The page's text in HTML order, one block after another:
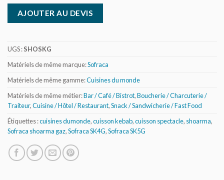
AJOUTER AU DEVIS
UGS :SHOSKG
Matériels de même marque:Sofraca
Matériels de même gamme:Cuisines du monde
Matériels de même métier:Bar / Café / Bistrot,Boucherie / Charcuterie /
Traiteur,Cuisine / Hôtel / Restaurant,Snack / Sandwicherie / Fast Food
Étiquettes :cuisines dumonde,cuisson kebab,cuisson spectacle, shoarma,
Sofraca shoarma gaz,Sofraca SK4G,Sofraca SK5G